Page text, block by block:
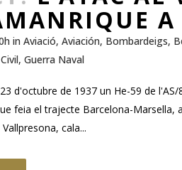
A
in Aviació, Aviación, Bombardeigs,
, Guerra Naval
d'octubre de 1937 un He-59 de
feia el trajecte Barcelona-
cala...